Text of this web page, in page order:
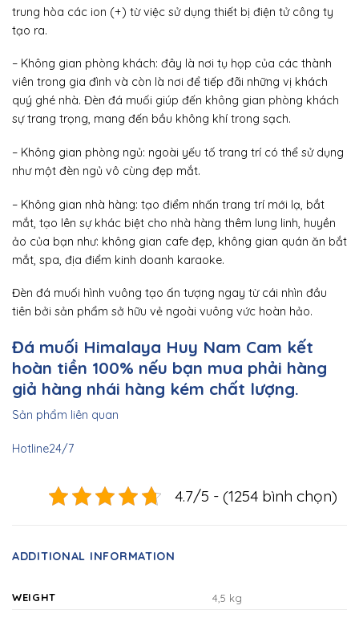
trung hòa các ion (+) từ việc sử dụng thiết bị điện tử công ty
tạo ra.
– Không gian phòng khách: đây là nơi tụ họp của các thành
viên trong gia đình và còn là nơi để tiếp đãi những vị khách
quý ghé nhà. Đèn đá muối giúp đến không gian phòng khách
sự trang trọng, mang đến bầu không khí trong sạch.
– Không gian phòng ngủ: ngoài yếu tố trang trí có thể sử dụng
như một đèn ngủ vô cùng đẹp mắt.
– Không gian nhà hàng: tạo điểm nhấn trang trí mới lạ, bắt
mắt, tạo lên sự khác biệt cho nhà hàng thêm lung linh, huyền
ảo của bạn như: không gian cafe đẹp, không gian quán ăn bắt
mắt, spa, địa điểm kinh doanh karaoke.
Đèn đá muối hình vuông tạo ấn tượng ngay từ cái nhìn đầu
tiên bởi sản phẩm sở hữu vẻ ngoài vuông vức hoàn hảo.
Đá muối Himalaya Huy Nam Cam kết
hoàn tiền 100% nếu bạn mua phải hàng
giả hàng nhái hàng kém chất lượng.
Sản phẩm liên quan
Hotline24/7
4.7/5 - (1254 bình chọn)
ADDITIONAL INFORMATION
WEIGHT 4,5 kg